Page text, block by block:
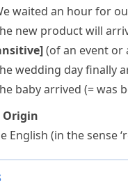
waited an hour for
new product will
(of an event or
wedding day finally
baby arrived (= was
Origin
English (in the sense